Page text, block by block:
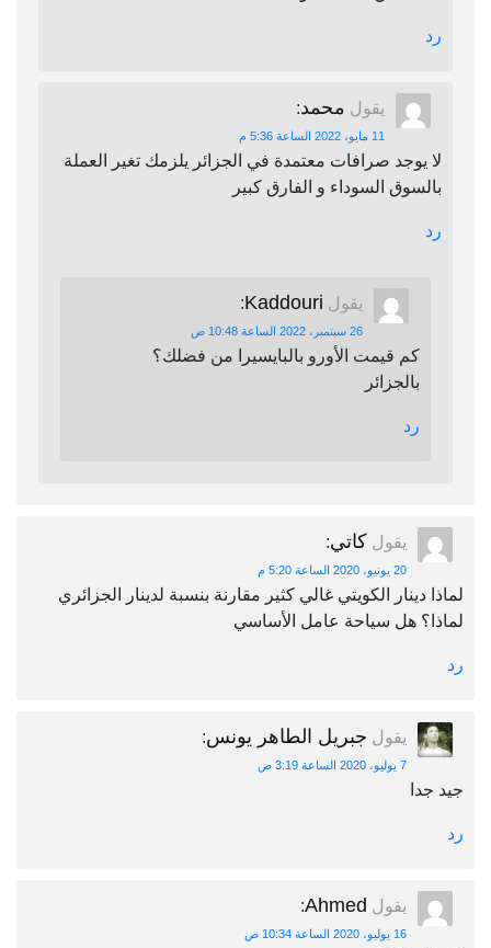
رد
يقول محمد:
11 مايو، 2022 الساعة 5:36 م
لا يوجد صرافات معتمدة في الجزائر يلزمك تغير العملة
بالسوق السوداء و الفارق كبير
رد
يقول Kaddouri
:
26 سبتمبر، 2022 الساعة 10:48 ص
كم قيمت الأورو بالبايسيرا من فضلك؟
بالجزائر
رد
يقول كاتي:
20 يونيو، 2020 الساعة 5:20 م
لماذا دينار الكويتي غالي كثير مقارنة بنسبة لدينار الجزائري
لماذا؟ هل سياحة عامل الأساسي
رد
يقول جبريل الطاهر يونس:
7 يوليو، 2020 الساعة 3:19 ص
جيد جدا
رد
يقول Ahmed
:
16 يوليو، 2020 الساعة 10:34 ص